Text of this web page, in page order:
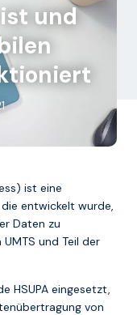
ist und
ist eine
entwickelt wurde,
Daten zu
und Teil der
HSUPA eingesetzt,
von